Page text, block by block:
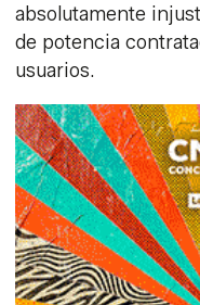
absolutamente
de potencia
usuarios.